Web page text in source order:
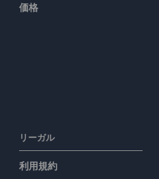
価格
リーガル
利用規約